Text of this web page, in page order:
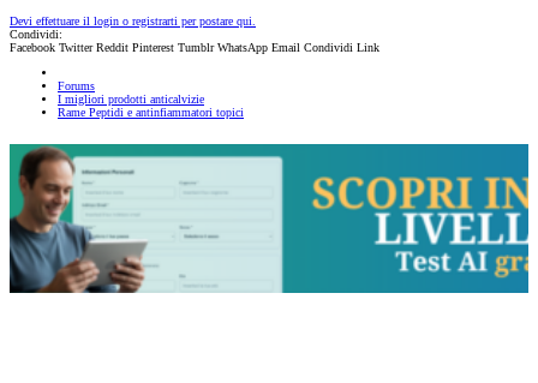
Devi effettuare il login o registrarti per postare qui.
Condividi:
Facebook Twitter Reddit Pinterest Tumblr WhatsApp Email Condividi Link
Forums
I migliori prodotti anticalvizie
Rame Peptidi e antinfiammatori topici